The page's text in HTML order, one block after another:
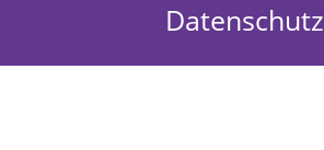
Datenschutz